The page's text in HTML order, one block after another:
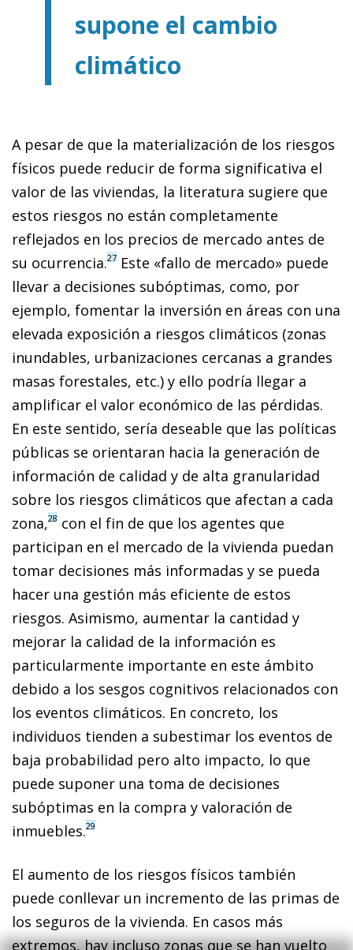
supone el cambio
climático
A pesar de que la materialización de los riesgos
físicos puede reducir de forma significativa el
valor de las viviendas, la literatura sugiere que
estos riesgos no están completamente
reflejados en los precios de mercado antes de
su ocurrencia.27 Este «fallo de mercado» puede
llevar a decisiones subóptimas, como, por
ejemplo, fomentar la inversión en áreas con una
elevada exposición a riesgos climáticos (zonas
inundables, urbanizaciones cercanas a grandes
masas forestales, etc.) y ello podría llegar a
amplificar el valor económico de las pérdidas.
En este sentido, sería deseable que las políticas
públicas se orientaran hacia la generación de
información de calidad y de alta granularidad
sobre los riesgos climáticos que afectan a cada
zona,28 con el fin de que los agentes que
participan en el mercado de la vivienda puedan
tomar decisiones más informadas y se pueda
hacer una gestión más eficiente de estos
riesgos. Asimismo, aumentar la cantidad y
mejorar la calidad de la información es
particularmente importante en este ámbito
debido a los sesgos cognitivos relacionados con
los eventos climáticos. En concreto, los
individuos tienden a subestimar los eventos de
baja probabilidad pero alto impacto, lo que
puede suponer una toma de decisiones
subóptimas en la compra y valoración de
inmuebles.29
El aumento de los riesgos físicos también
puede conllevar un incremento de las primas de
los seguros de la vivienda. En casos más
extremos, hay incluso zonas que se han vuelto